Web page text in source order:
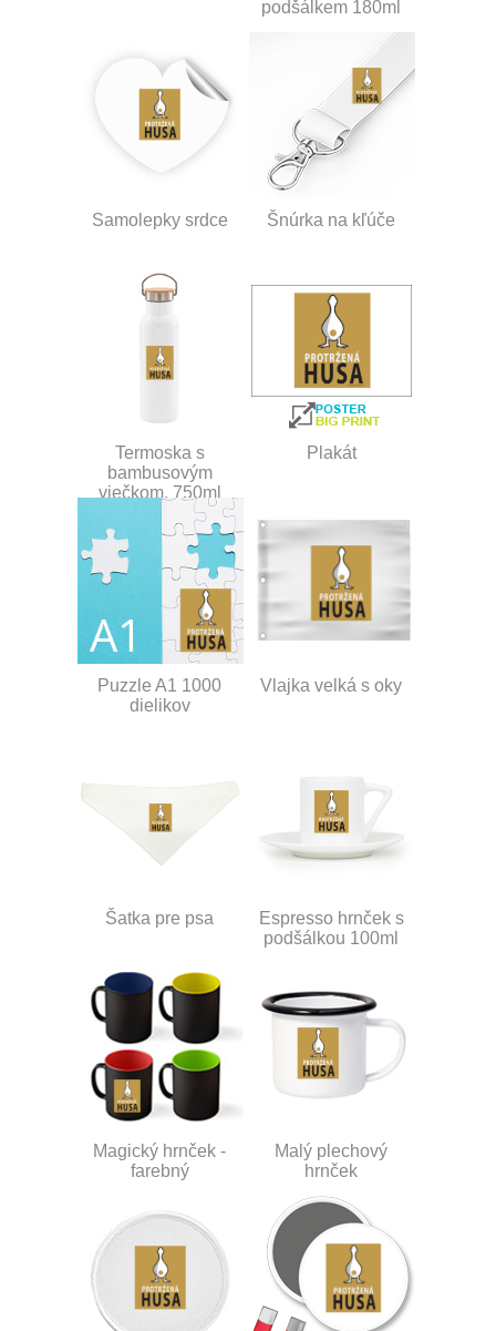
podšálkem 180ml
Samolepky srdce Šnúrka na kľúče
Termoska s
bambusovým
viečkom, 750ml
Plakát
Puzzle A1 1000
dielikov
Vlajka velká s oky
Šatka pre psa
Espresso hrnček s
podšálkou 100ml
Magický hrnček -
farebný
Malý plechový
hrnček